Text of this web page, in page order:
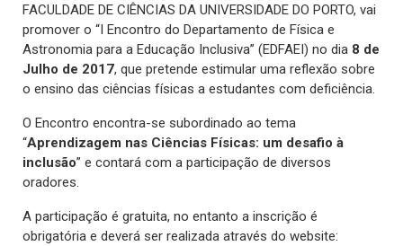
FACULDADE DE CIÊNCIAS DA UNIVERSIDADE DO PORTO, vai
promover o “I Encontro do Departamento de Física e
Astronomia para a Educação Inclusiva” (EDFAEI) no dia 8 de
Julho de 2017, que pretende estimular uma reflexão sobre
o ensino das ciências físicas a estudantes com deficiência.
O Encontro encontra-se subordinado ao tema
“Aprendizagem nas Ciências Físicas: um desafio à
inclusão” e contará com a participação de diversos
oradores.
A participação é gratuita, no entanto a inscrição é
obrigatória e deverá ser realizada através do website: